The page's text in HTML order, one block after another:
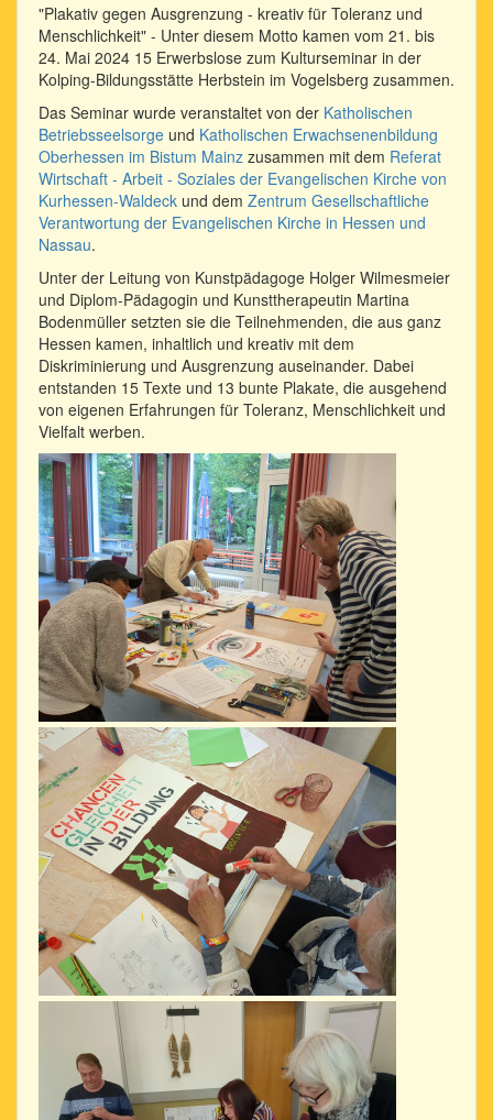
"Plakativ gegen Ausgrenzung - kreativ für Toleranz und
Menschlichkeit" - Unter diesem Motto kamen vom 21. bis
24. Mai 2024 15 Erwerbslose zum Kulturseminar in der
Kolping-Bildungsstätte Herbstein im Vogelsberg zusammen.
Das Seminar wurde veranstaltet von der Katholischen
Betriebsseelsorge und Katholischen Erwachsenenbildung
Oberhessen im Bistum Mainz zusammen mit dem Referat
Wirtschaft - Arbeit - Soziales der Evangelischen Kirche von
Kurhessen-Waldeck und dem Zentrum Gesellschaftliche
Verantwortung der Evangelischen Kirche in Hessen und
Nassau.
Unter der Leitung von Kunstpädagoge Holger Wilmesmeier
und Diplom-Pädagogin und Kunsttherapeutin Martina
Bodenmüller setzten sie die Teilnehmenden, die aus ganz
Hessen kamen, inhaltlich und kreativ mit dem
Diskriminierung und Ausgrenzung auseinander. Dabei
entstanden 15 Texte und 13 bunte Plakate, die ausgehend
von eigenen Erfahrungen für Toleranz, Menschlichkeit und
Vielfalt werben.